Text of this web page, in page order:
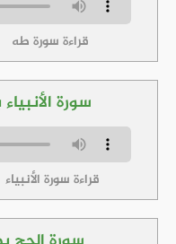
قراءة سورة طه
سورة
قراءة سورة الأنبياء